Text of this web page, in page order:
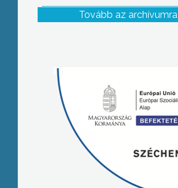
Tovább az archívumra